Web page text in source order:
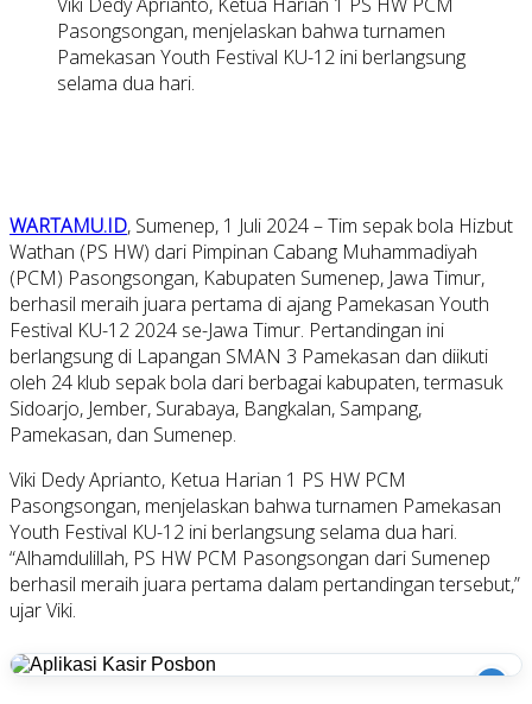
Pasongsongan, menjelaskan bahwa turnamen
Pamekasan Youth Festival KU-12 ini berlangsung
selama dua hari.
WARTAMU.ID, Sumenep, 1 Juli 2024 – Tim sepak bola Hizbut
Wathan (PS HW) dari Pimpinan Cabang Muhammadiyah
(PCM) Pasongsongan, Kabupaten Sumenep, Jawa Timur,
berhasil meraih juara pertama di ajang Pamekasan Youth
Festival KU-12 2024 se-Jawa Timur. Pertandingan ini
berlangsung di Lapangan SMAN 3 Pamekasan dan diikuti
oleh 24 klub sepak bola dari berbagai kabupaten, termasuk
Sidoarjo, Jember, Surabaya, Bangkalan, Sampang,
Pamekasan, dan Sumenep.
Viki Dedy Aprianto, Ketua Harian 1 PS HW PCM
Pasongsongan, menjelaskan bahwa turnamen Pamekasan
Youth Festival KU-12 ini berlangsung selama dua hari.
“Alhamdulillah, PS HW PCM Pasongsongan dari Sumenep
berhasil meraih juara pertama dalam pertandingan tersebut,”
ujar Viki.
i